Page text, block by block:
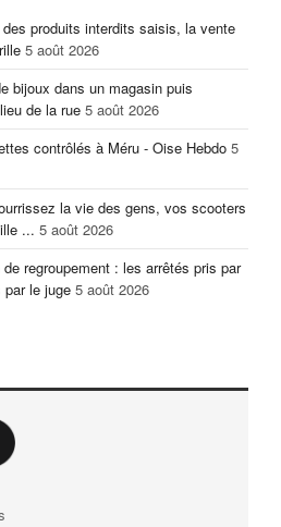
produits interdits saisis, la vente
5 août 2026
bijoux dans un magasin puis
de la rue 5 août 2026
contrôlés à Méru - Oise Hebdo 5
la vie des gens, vos scooters
... 5 août 2026
regroupement : les arrêtés pris par
par le juge 5 août 2026